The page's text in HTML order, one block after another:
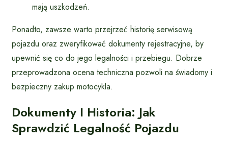
mają uszkodzeń.
Ponadto, zawsze warto przejrzeć historię serwisową
pojazdu oraz zweryfikować dokumenty rejestracyjne, by
upewnić się co do jego legalności i przebiegu. Dobrze
przeprowadzona ocena techniczna pozwoli na świadomy i
bezpieczny zakup motocykla.
Dokumenty I Historia: Jak
Sprawdzić Legalność Pojazdu